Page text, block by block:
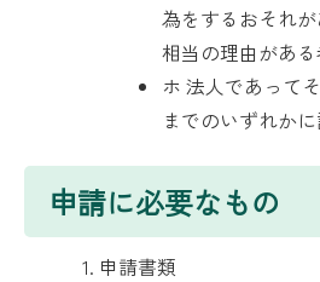
為をするおそれ
相当の理由があ
ホ 法人であって
までのいずれか
申請に必要なもの
申請書類